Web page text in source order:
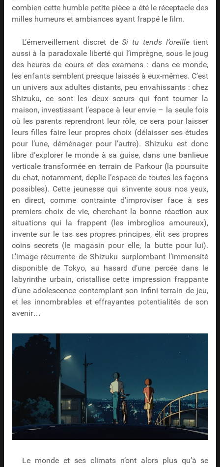
combien cette humble petite pièce a été le réceptacle des
milles humeurs et ambiances ayant frappé le film.
L’émerveillement discret deSi tu tends l’oreilletient
aussi à la paradoxale liberté qui l’imprègne, sous le joug
des heures de cours et des examens : dans ce monde,
les enfants semblent presque laissés à eux-mêmes. C’est
un univers aux adultes distants, peu envahissants : chez
Shizuku, ce sont les deux sœurs qui font tourner la
maison, investissant l’espace à leur envie – la seule fois
où les parents reprendront leur rôle, ce sera pour laisser
leurs filles faire leur propres choix (délaisser ses études
pour l’une, déménager pour l’autre). Shizuku est donc
libre d’explorer le monde à sa guise, dans une banlieue
verticale transformée en terrain de Parkour (la poursuite
du chat, notamment, déplie l’espace de toutes les façons
possibles). Cette jeunesse qui s’invente sous nos yeux,
en direct, comme contrainte d’improviser face à ses
premiers choix de vie, cherchant la bonne réaction aux
situations qui la frappent (les imbroglios amoureux),
invente sur le tas ses propres principes, élit ses propres
coins secrets (le magasin pour elle, la butte pour lui).
L’image récurrente de Shizuku surplombant l’immensité
disponible de Tokyo, au hasard d’une percée dans le
labyrinthe urbain, cristallise cette impression frappante
d’une adolescence contemplant son infini terrain de jeu,
et les innombrables et effrayantes potentialités de son
avenir…
Le monde et ses climats n’ont alors plus qu’à se